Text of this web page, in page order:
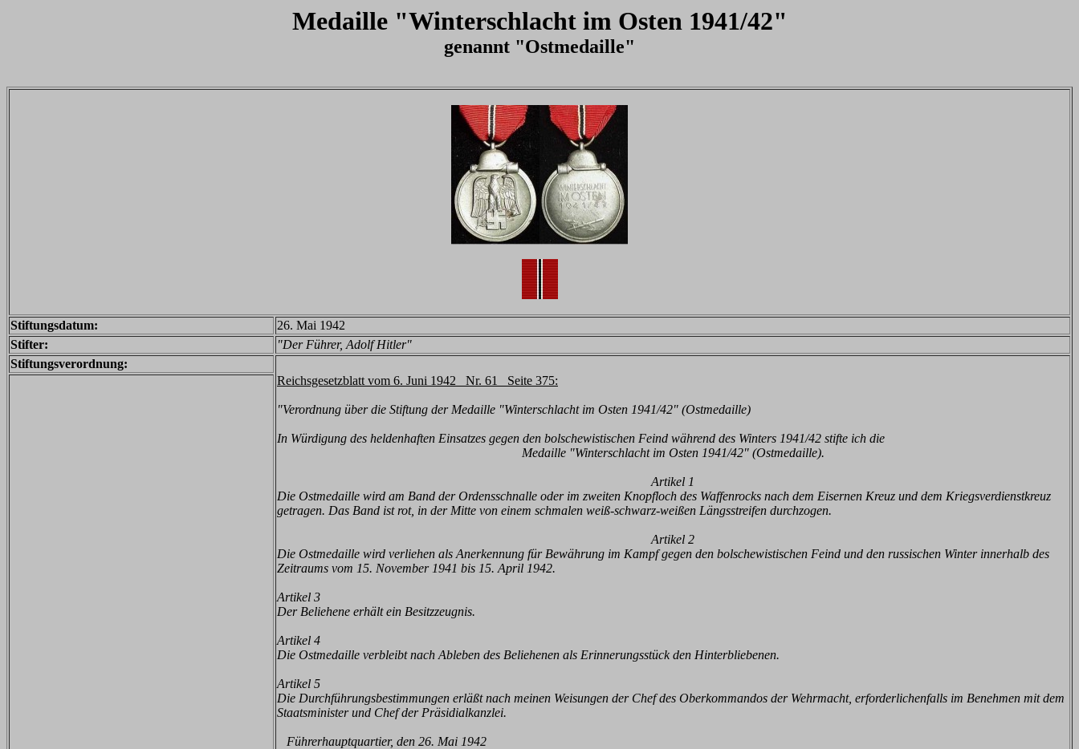
Medaille "Winterschlacht im Osten 1941/42"
genannt "Ostmedaille"
Stiftungsdatum:
26. Mai 1942
Stifter:
"Der Führer, Adolf Hitler"
Stiftungsverordnung:
Reichsgesetzblatt vom 6. Juni 1942 Nr. 61 Seite 375:
"Verordnung über die Stiftung der Medaille "Winterschlacht im Osten 1941/42" (Ostmedaille)
In Würdigung des heldenhaften Einsatzes gegen den bolschewistischen Feind während des Winters 1941/42 stifte ich die
Medaille "Winterschlacht im Osten 1941/42" (Ostmedaille).
Artikel 1
Die Ostmedaille wird am Band der Ordensschnalle oder im zweiten Knopfloch des Waffenrocks nach dem Eisernen Kreuz und dem Kriegsverdienstkreuz
getragen. Das Band ist rot, in der Mitte von einem schmalen weiß-schwarz-weißen Längsstreifen durchzogen.
Artikel 2
Die Ostmedaille wird verliehen als Anerkennung für Bewährung im Kampf gegen den bolschewistischen Feind und den russischen Winter innerhalb des
Zeitraums vom 15. November 1941 bis 15. April 1942.
Artikel 3
Der Beliehene erhält ein Besitzzeugnis.
Artikel 4
Die Ostmedaille verbleibt nach Ableben des Beliehenen als Erinnerungsstück den Hinterbliebenen.
Artikel 5
Die Durchführungsbestimmungen erläßt nach meinen Weisungen der Chef des Oberkommandos der Wehrmacht, erforderlichenfalls im Benehmen mit dem
Staatsminister und Chef der Präsidialkanzlei.
Führerhauptquartier, den 26. Mai 1942